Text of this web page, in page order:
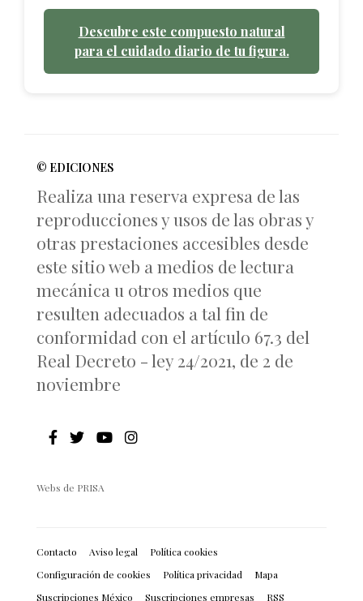
Descubre este compuesto natural
para el cuidado diario de tu figura.
© EDICIONES
Realiza una reserva expresa de las
reproducciones y usos de las obras y
otras prestaciones accesibles desde
este sitio web a medios de lectura
mecánica u otros medios que
resulten adecuados a tal fin de
conformidad con el artículo 67.3 del
Real Decreto - ley 24/2021, de 2 de
noviembre
Webs de PRISA
Contacto Aviso legal
Política cookies
Configuración de cookies
Política privacidad
Mapa
Suscripciones México
Suscripciones empresas RSS